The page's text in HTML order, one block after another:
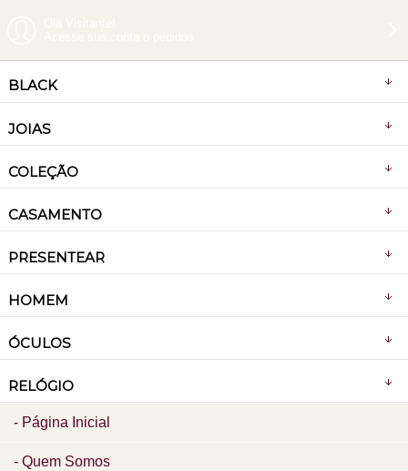
BLACK
JOIAS
COLEÇÃO
CASAMENTO
PRESENTEAR
HOMEM
ÓCULOS
RELÓGIO
Página Inicial
Quem Somos